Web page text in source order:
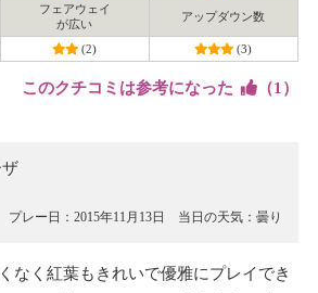
フェアウェイ
が広い
アップダウン数
(2) (3)
このクチコミは参考になった （1）
プレー日：2015年11月13日 当日の天気：曇り
なく紅葉もきれいで優雅にプレイでき